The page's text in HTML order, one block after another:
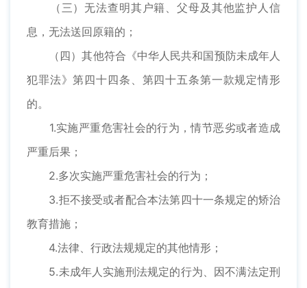
（三）无法查明其户籍、父母及其他监护人信
息，无法送回原籍的；
（四）其他符合《中华人民共和国预防未成年人
犯罪法》第四十四条、第四十五条第一款规定情形
的。
1.实施严重危害社会的行为，情节恶劣或者造成
严重后果；
2.多次实施严重危害社会的行为；
3.拒不接受或者配合本法第四十一条规定的矫治
教育措施；
4.法律、行政法规规定的其他情形；
5.未成年人实施刑法规定的行为、因不满法定刑